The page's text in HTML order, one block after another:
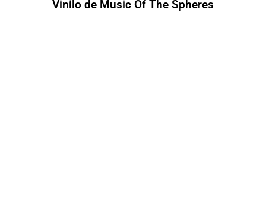
Vinilo de Music Of The Spheres